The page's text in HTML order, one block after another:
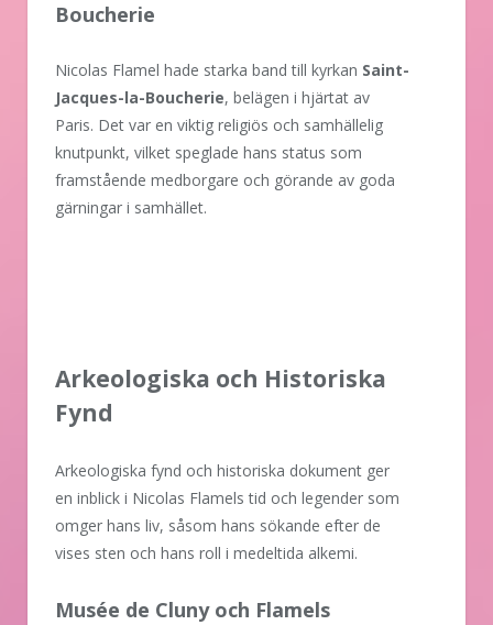
Boucherie
Nicolas Flamel hade starka band till kyrkan Saint-
Jacques-la-Boucherie, belägen i hjärtat av
Paris. Det var en viktig religiös och samhällelig
knutpunkt, vilket speglade hans status som
framstående medborgare och görande av goda
gärningar i samhället.
Arkeologiska och Historiska
Fynd
Arkeologiska fynd och historiska dokument ger
en inblick i Nicolas Flamels tid och legender som
omger hans liv, såsom hans sökande efter de
vises sten och hans roll i medeltida alkemi.
Musée de Cluny och Flamels